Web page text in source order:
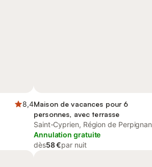
8,4Maison de vacances pour 6
personnes, avec terrasse
Saint-Cyprien, Région de Perpignan
Annulation gratuite
dès58 €par nuit